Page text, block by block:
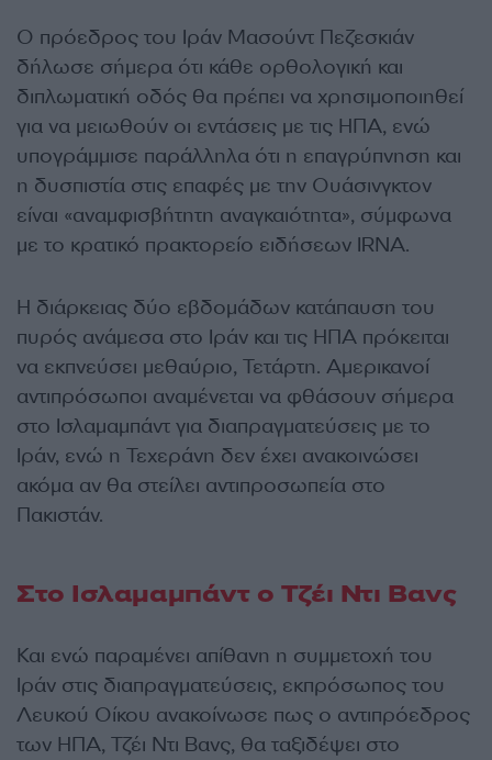
Ο πρόεδρος του Ιράν Μασούντ Πεζεσκιάν
δήλωσε σήμερα ότι κάθε ορθολογική και
διπλωματική οδός θα πρέπει να χρησιμοποιηθεί
για να μειωθούν οι εντάσεις με τις ΗΠΑ, ενώ
υπογράμμισε παράλληλα ότι η επαγρύπνηση και
η δυσπιστία στις επαφές με την Ουάσινγκτον
είναι «αναμφισβήτητη αναγκαιότητα», σύμφωνα
με το κρατικό πρακτορείο ειδήσεων IRNA.
Η διάρκειας δύο εβδομάδων κατάπαυση του
πυρός ανάμεσα στο Ιράν και τις ΗΠΑ πρόκειται
να εκπνεύσει μεθαύριο, Τετάρτη. Αμερικανοί
αντιπρόσωποι αναμένεται να φθάσουν σήμερα
στο Ισλαμαμπάντ για διαπραγματεύσεις με το
Ιράν, ενώ η Τεχεράνη δεν έχει ανακοινώσει
ακόμα αν θα στείλει αντιπροσωπεία στο
Πακιστάν.
Στο Ισλαμαμπάντ ο Τζέι Ντι Βανς
Και ενώ παραμένει απίθανη η συμμετοχή του
Ιράν στις διαπραγματεύσεις, εκπρόσωπος του
Λευκού Οίκου ανακοίνωσε πως ο αντιπρόεδρος
των ΗΠΑ, Τζέι Ντι Βανς, θα ταξιδέψει στο